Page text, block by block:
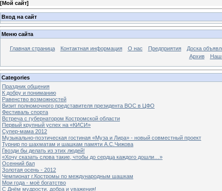
[Мой сайт]
Вход на сайт
Меню сайта
Главная страница Контактная информация О нас Предприятия
Доска
Архив
Categories
Праздник общения
К добру и пониманию
Равенство возможностей
Визит полномочного представителя президента ВОС в ЦФО
Фестиваль спорта
Встреча с губернатором Костромской области
Первый крупный успех на «КИСИ»
Супер-мама 2012
Музыкально-поэтическая гостиная «Муза и Лира» - новый совместный проект
Турнир по шахматам и шашкам памяти А.С.Чижова
Гвозди бы делать из этих людей!
«Хочу сказать слова такие, чтобы до сердца каждого дошли…»
Осенний бал
Золотая осень - 2012
Чемпионат г.Костромы по международным шашкам
Мои года - моё богатство
С Днём мудрости, добра и уважения!